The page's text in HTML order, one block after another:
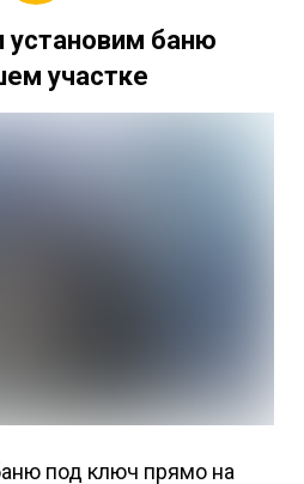
установим баню
участке
под ключ прямо на